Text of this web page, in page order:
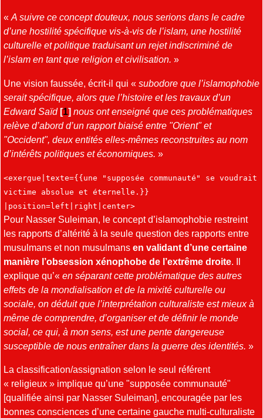
« A suivre ce concept douteux, nous serions dans le cadre
d’une hostilité spécifique vis-à-vis de l’islam, une hostilité
culturelle et politique traduisant un rejet indiscriminé de
l’islam en tant que religion et civilisation. »
Une vision faussée, écrit-il qui « subodore que l’islamophobie
serait spécifique, alors que l’histoire et les travaux d’un
Edward Saïd[1] nous ont enseigné que ces problématiques
relève d’abord d’un rapport biaisé entre "Orient" et
"Occident", deux entités elles-mêmes reconstruites au nom
d’intérêts politiques et économiques. »
<exergue|texte={{une "supposée communauté" se voudrait
victime absolue et éternelle.}}
|position=left|right|center>
Pour Nasser Suleiman, le concept d’islamophobie restreint
les rapports d’altérité à la seule question des rapports entre
musulmans et non musulmans en validant d’une certaine
manière l’obsession xénophobe de l’extrême droite. Il
explique qu’« en séparant cette problématique des autres
effets de la mondialisation et de la mixité culturelle ou
sociale, on déduit que l’interprétation culturaliste est mieux à
même de comprendre, d’organiser et de définir le monde
social, ce qui, à mon sens, est une pente dangereuse
susceptible de nous entraîner dans la guerre des identités. »
La classification/assignation selon le seul référent
« religieux » implique qu’une "supposée communauté"
[qualifiée ainsi par Nasser Suleiman], encouragée par les
bonnes consciences d’une certaine gauche multi-culturaliste